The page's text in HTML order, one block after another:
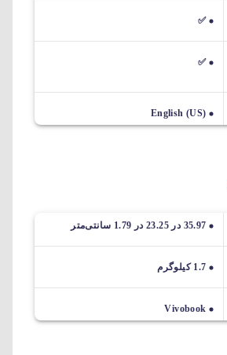
✅
✅
English (US)
35.97 در 23.25 در 1.79 سانتی‌متر
1.7 کیلوگرم
Vivobook